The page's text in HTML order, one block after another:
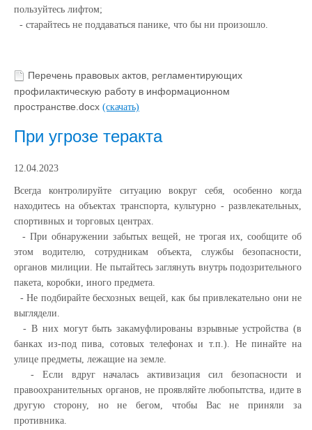
пользуйтесь лифтом;
- старайтесь не поддаваться панике, что бы ни произошло.
Перечень правовых актов, регламентирующих
профилактическую работу в информационном
пространстве.docx (скачать)
При угрозе теракта
12.04.2023
Всегда контролируйте ситуацию вокруг себя, особенно когда
находитесь на объектах транспорта, культурно - развлекательных,
спортивных и торговых центрах.
- При обнаружении забытых вещей, не трогая их, сообщите об
этом водителю, сотрудникам объекта, службы безопасности,
органов милиции. Не пытайтесь заглянуть внутрь подозрительного
пакета, коробки, иного предмета.
- Не подбирайте бесхозных вещей, как бы привлекательно они не
выглядели.
- В них могут быть закамуфлированы взрывные устройства (в
банках из-под пива, сотовых телефонах и т.п.). Не пинайте на
улице предметы, лежащие на земле.
- Если вдруг началась активизация сил безопасности и
правоохранительных органов, не проявляйте любопытства, идите в
другую сторону, но не бегом, чтобы Вас не приняли за
противника.